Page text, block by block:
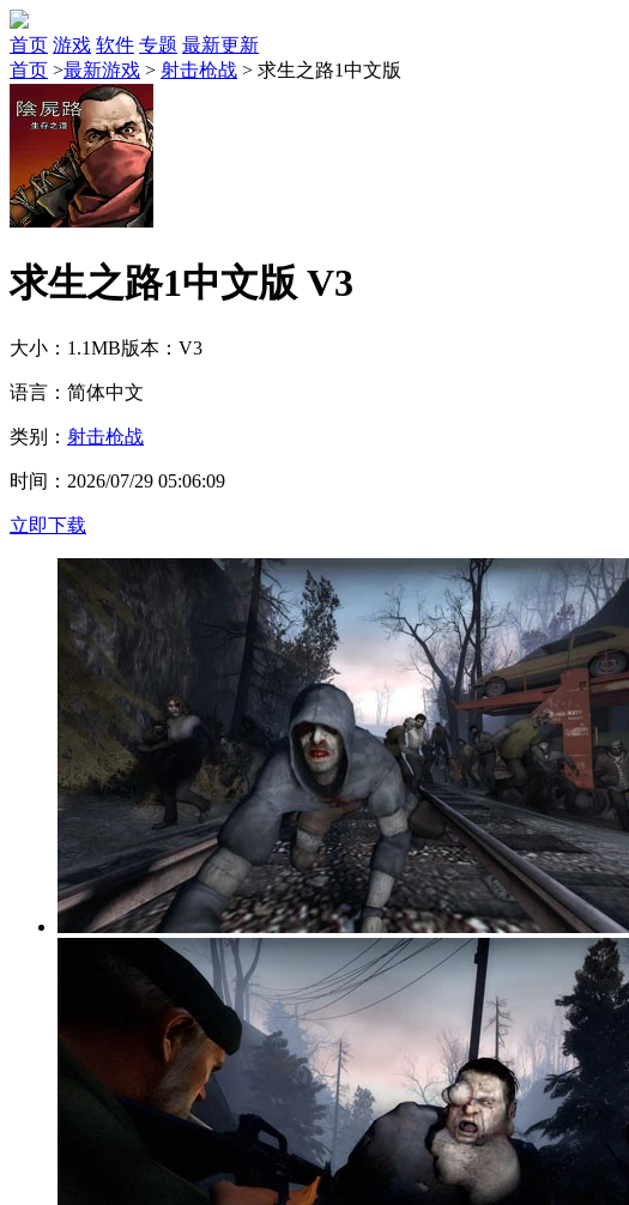
首页 游戏 软件 专题 最新更新
首页 >最新游戏 > 射击枪战 > 求生之路1中文版
求生之路1中文版 V3
大小：1.1MB版本：V3
语言：简体中文
类别： 射击枪战
时间：2026/07/29 05:06:09
立即下载